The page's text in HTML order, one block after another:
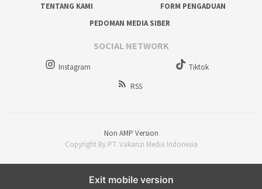
TENTANG KAMI
FORM PENGADUAN
PEDOMAN MEDIA SIBER
SOCIAL NETWORK
Instagram
Tiktok
RSS
Non AMP Version
Copyright By PT. Vakanzi Media Indonesia
Exit mobile version